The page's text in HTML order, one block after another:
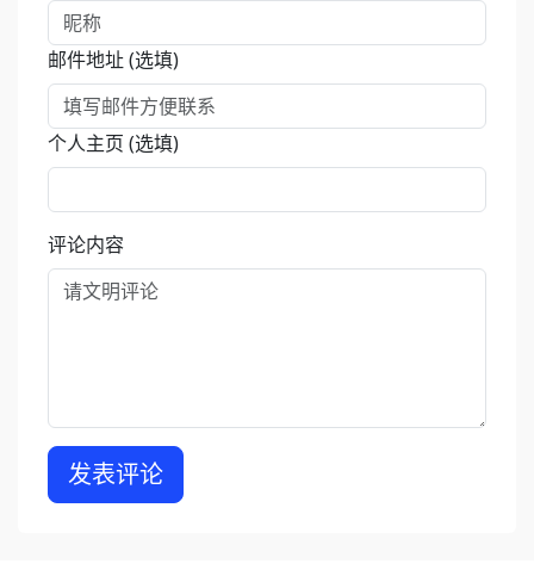
邮件地址 (选填)
个人主页 (选填)
评论内容
发表评论